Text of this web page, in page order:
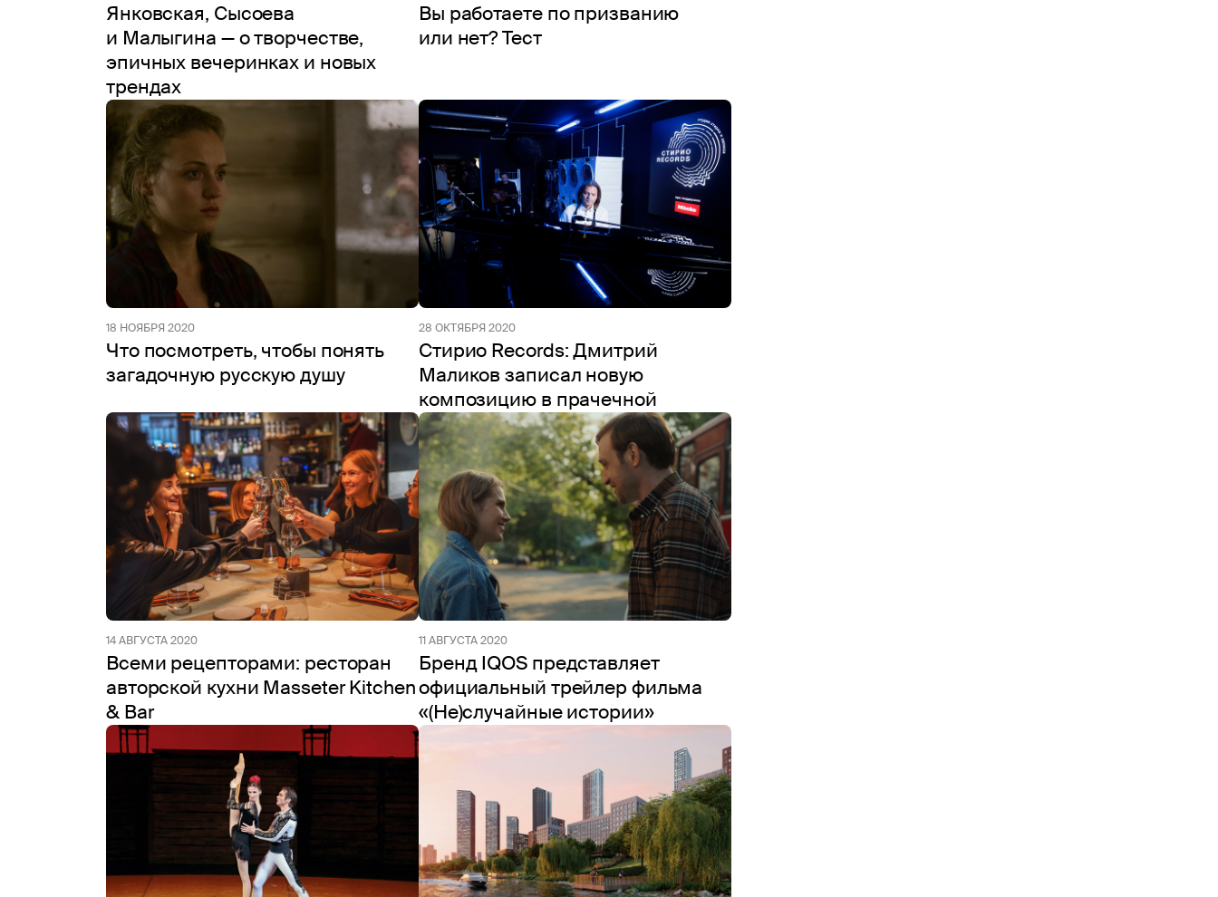
Янковская, Сысоева
и Малыгина — о творчестве,
эпичных вечеринках и новых
трендах
Вы работаете по призванию
или нет? Тест
18 НОЯБРЯ 2020
Что посмотреть, чтобы понять
загадочную русскую душу
28 ОКТЯБРЯ 2020
Стирио Records: Дмитрий
Маликов записал новую
композицию в прачечной
14 АВГУСТА 2020
Всеми рецепторами: ресторан
авторской кухни Masseter Kitchen
& Bar
11 АВГУСТА 2020
Бренд IQOS представляет
официальный трейлер фильма
«(Не)случайные истории»